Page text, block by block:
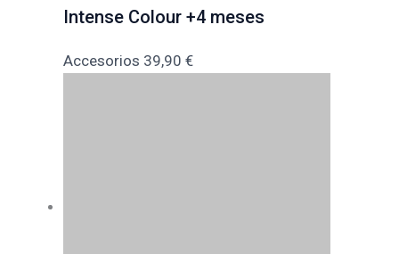
Intense Colour +4 meses
Accesorios 39,90 €